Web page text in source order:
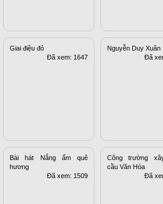
Giai điệu đỏ
Đã xem: 1647
Nguyễn Duy Xuân
Đã
Bài hát Nắng ấm quê
hương
Đã xem: 1509
Công trường
cầu Văn Hóa
Đã